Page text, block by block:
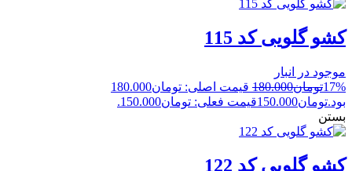
کشو گلویی کد 115
موجود در انبار
17%تومان180.000
قیمت اصلی: تومان180.000
بود.تومان150.000قیمت فعلی: تومان150.000.
بستن
کشو گلویی کد 122